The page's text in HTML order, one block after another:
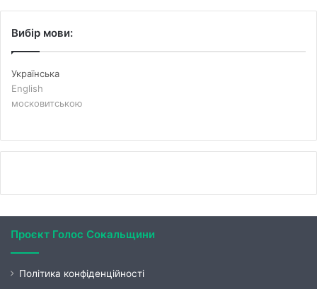
Вибір мови:
Українська
English
московитською
Проєкт Голос Сокальщини
Політика конфіденційності